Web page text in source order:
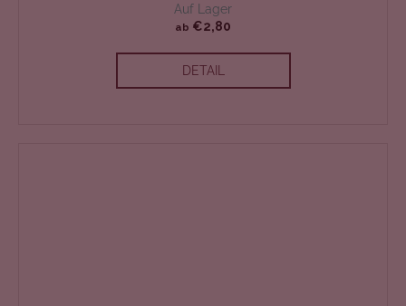
Auf Lager
ab €2,80
DETAIL